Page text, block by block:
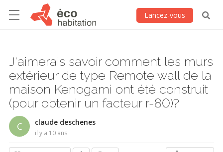
Lancez-vous
J'aimerais savoir comment les murs
extérieur de type Remote wall de la
maison Kenogami ont été construit
(pour obtenir un facteur r-80)?
C claude deschenes
il y a 10 ans